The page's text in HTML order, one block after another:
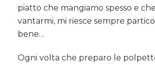
piatto che mangiamo spesso e
vantarmi, mi riesce sempre
bene…
Ogni volta che preparo le